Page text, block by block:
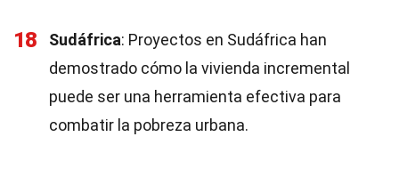
18 Sudáfrica: Proyectos en Sudáfrica han
demostrado cómo la vivienda incremental
puede ser una herramienta efectiva para
combatir la pobreza urbana.